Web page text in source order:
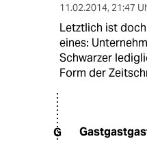
11.02.2014, 21:47
Letztlich ist
eines:
Schwarzer
Form der
G